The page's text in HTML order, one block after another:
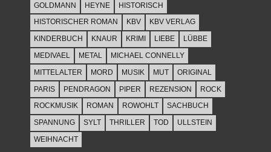
GOLDMANN
HEYNE
HISTORISCH
HISTORISCHER ROMAN
KBV
KBV VERLAG
KINDERBUCH
KNAUR KRIMI LIEBE
LÜBBE
MEDIVAEL
METAL
MICHAEL CONNELLY
MITTELALTER
MORD MUSIK MUT
ORIGINAL
PARIS
PENDRAGON PIPER REZENSION
ROCK
ROCKMUSIK
ROMAN ROWOHLT
SACHBUCH
SPANNUNG
SYLT THRILLER TOD
ULLSTEIN
WEIHNACHT